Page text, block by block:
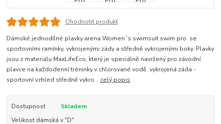
Ohodnotit produkt
Dámské jednodílné plavky arena Women´s swimsuit swim pro se
sportovními ramínky, vykrojenými zády a středně vykrojenými boky. Plavky
jsou z materiálu MaxLifeEco, který je speciálně navržený pro závodní
plavce na každodenní tréninky v chlorované vodě. vykrojená záda -
sportovní vzhled středně vykro... celý popis
Dostupnost
Skladem
Velikost dámská v "D"